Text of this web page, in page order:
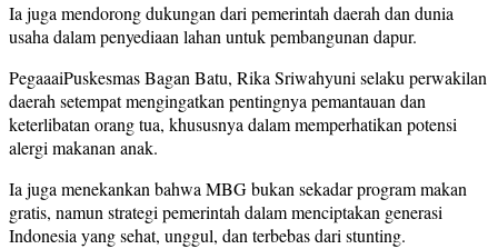
Ia juga mendorong dukungan dari pemerintah daerah dan dunia
usaha dalam penyediaan lahan untuk pembangunan dapur.
PegaaaiPuskesmas Bagan Batu, Rika Sriwahyuni selaku perwakilan
daerah setempat mengingatkan pentingnya pemantauan dan
keterlibatan orang tua, khususnya dalam memperhatikan potensi
alergi makanan anak.
Ia juga menekankan bahwa MBG bukan sekadar program makan
gratis, namun strategi pemerintah dalam menciptakan generasi
Indonesia yang sehat, unggul, dan terbebas dari stunting.